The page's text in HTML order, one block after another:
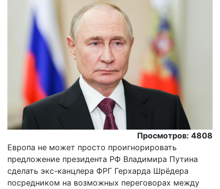
Просмотров: 4808
Европа не может просто проигнорировать
предложение президента РФ Владимира Путина
сделать экс-канцлера ФРГ Герхарда Шрёдера
посредником на возможных переговорах между